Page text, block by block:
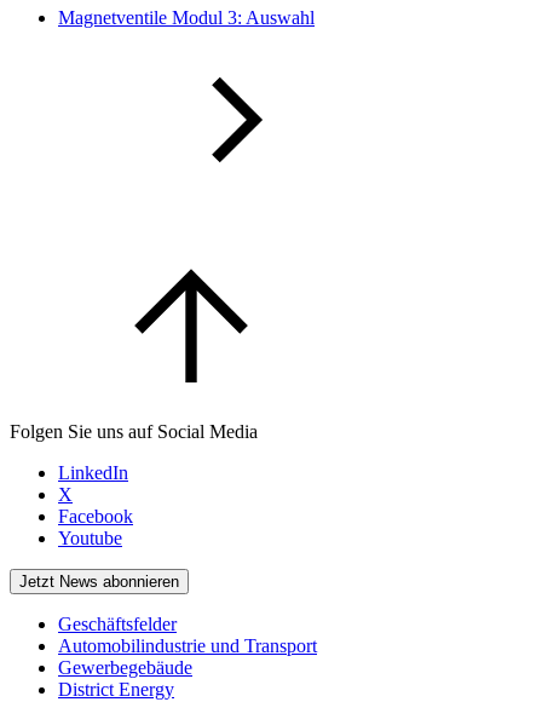
Magnetventile Modul 3: Auswahl
Folgen Sie uns auf Social Media
LinkedIn
X
Facebook
Youtube
Jetzt News abonnieren
Geschäftsfelder
Automobilindustrie und Transport
Gewerbegebäude
District Energy